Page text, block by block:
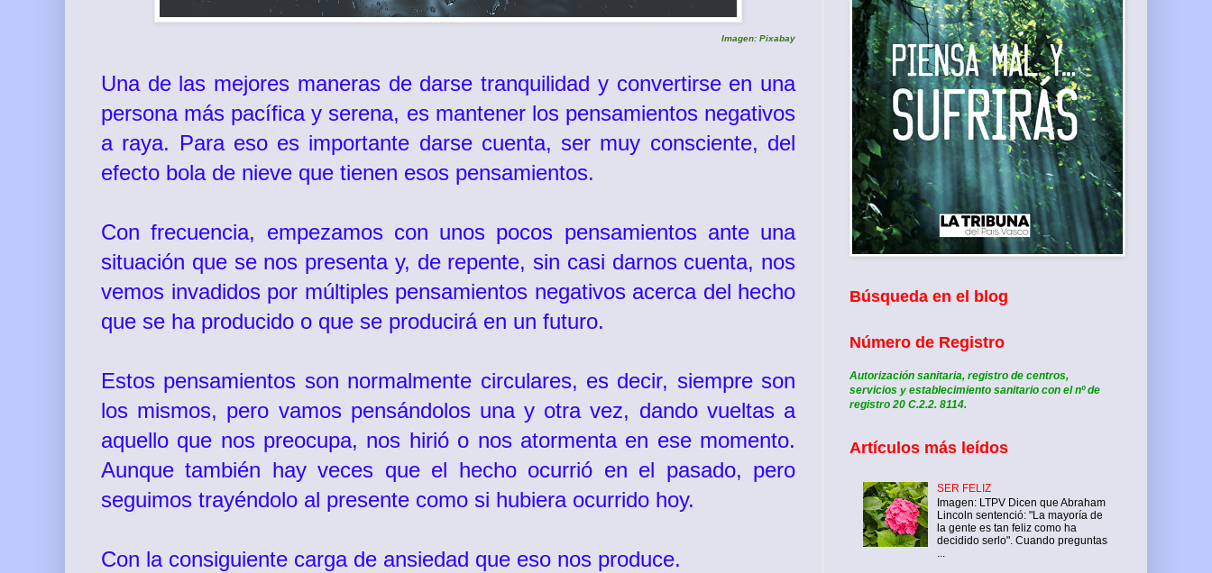
Imagen: Pixabay
Una de las mejores maneras de darse tranquilidad y convertirse en una
persona más pacífica y serena, es mantener los pensamientos negativos
a raya. Para eso es importante darse cuenta, ser muy consciente, del
efecto bola de nieve que tienen esos pensamientos.
Con frecuencia, empezamos con unos pocos pensamientos ante una
situación que se nos presenta y, de repente, sin casi darnos cuenta, nos
vemos invadidos por múltiples pensamientos negativos acerca del hecho
que se ha producido o que se producirá en un futuro.
Estos pensamientos son normalmente circulares, es decir, siempre son
los mismos, pero vamos pensándolos una y otra vez, dando vueltas a
aquello que nos preocupa, nos hirió o nos atormenta en ese momento.
Aunque también hay veces que el hecho ocurrió en el pasado, pero
seguimos trayéndolo al presente como si hubiera ocurrido hoy.
Con la consiguiente carga de ansiedad que eso nos produce.
Búsqueda en el blog
Número de Registro
Autorización sanitaria, registro de centros,
servicios y establecimiento sanitario con el nº de
registro 20 C.2.2. 8114.
Artículos más leídos
SER FELIZ
Imagen: LTPV Dicen que Abraham
Lincoln sentenció: "La mayoría de
la gente es tan feliz como ha
decidido serlo". Cuando preguntas
...